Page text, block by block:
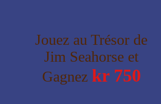
Jouez au Trésor de
Jim Seahorse et
Gagnez kr 750